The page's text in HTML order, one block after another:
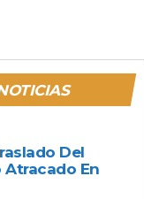
Del
Atracado En